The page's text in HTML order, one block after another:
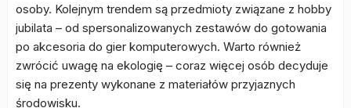
osoby. Kolejnym trendem są przedmioty związane z hobby
jubilata – od spersonalizowanych zestawów do gotowania
po akcesoria do gier komputerowych. Warto również
zwrócić uwagę na ekologię – coraz więcej osób decyduje
się na prezenty wykonane z materiałów przyjaznych
środowisku.